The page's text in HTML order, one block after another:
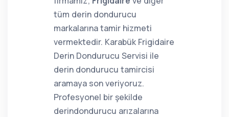
tüm derin dondurucu
markalarına tamir hizmeti
vermektedir. Karabük Frigidaire
Derin Dondurucu Servisi ile
derin dondurucu tamircisi
aramaya son veriyoruz.
Profesyonel bir şekilde
derindondurucu arızalarına